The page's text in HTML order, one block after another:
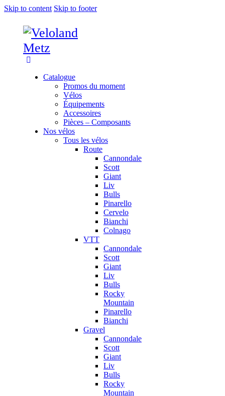
Skip to content Skip to footer
Catalogue
Promos du moment
Vélos
Équipements
Accessoires
Pièces – Composants
Nos vélos
Tous les vélos
Route
Cannondale
Scott
Giant
Liv
Bulls
Pinarello
Cervelo
Bianchi
Colnago
VTT
Cannondale
Scott
Giant
Liv
Bulls
Rocky
Mountain
Pinarello
Bianchi
Gravel
Cannondale
Scott
Giant
Liv
Bulls
Rocky
Mountain